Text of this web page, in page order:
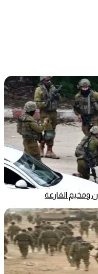
ومخيم الفارعة